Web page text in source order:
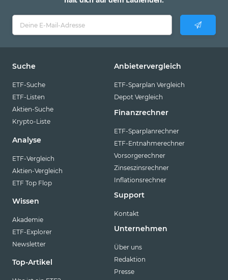
Suche
ETF-Suche
ETF-Listen
Aktien-Suche
Krypto-Liste
Analyse
ETF-Vergleich
Aktien-Vergleich
ETF Top Flop
Wissen
Akademie
ETF-Explorer
Newsletter
Top-Artikel
Anbietervergleich
ETF-Sparplan Vergleich
Depot Vergleich
Finanzrechner
ETF-Sparplanrechner
ETF-Entnahmerechner
Vorsorgerechner
Zinseszinsrechner
Inflationsrechner
Support
Kontakt
Unternehmen
Über uns
Redaktion
Presse